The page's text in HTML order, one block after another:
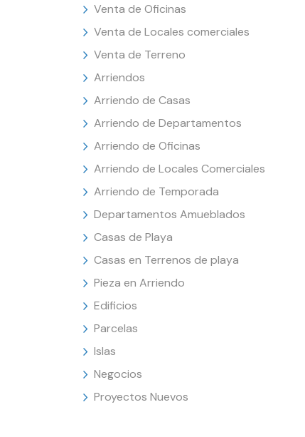
Venta de Oficinas
Venta de Locales comerciales
Venta de Terreno
Arriendos
Arriendo de Casas
Arriendo de Departamentos
Arriendo de Oficinas
Arriendo de Locales Comerciales
Arriendo de Temporada
Departamentos Amueblados
Casas de Playa
Casas en Terrenos de playa
Pieza en Arriendo
Edificios
Parcelas
Islas
Negocios
Proyectos Nuevos